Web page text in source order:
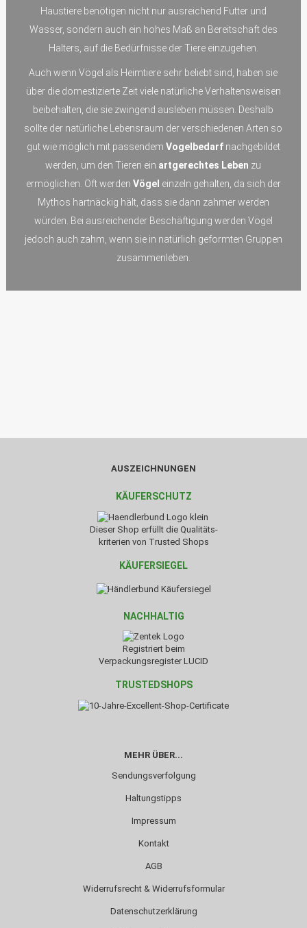
Haustiere benötigen nicht nur ausreichend Futter und
Wasser, sondern auch ein hohes Maß an Bereitschaft des
Halters, auf die Bedürfnisse der Tiere einzugehen.
Auch wenn Vögel als Heimtiere sehr beliebt sind, haben sie
über die domestizierte Zeit viele natürliche Verhaltensweisen
beibehalten, die sie zwingend ausleben müssen. Deshalb
sollte der natürliche Lebensraum der verschiedenen Arten so
gut wie möglich mit passendem Vogelbedarfnachgebildet
werden, um den Tieren ein artgerechtes Leben zu
ermöglichen. Oft werden Vögel einzeln gehalten, da sich der
Mythos hartnäckig hält, dass sie dann zahmer werden
würden. Bei ausreichender Beschäftigung werden Vögel
jedoch auch zahm, wenn sie in natürlich geformten Gruppen
zusammenleben.
AUSZEICHNUNGEN
KÄUFERSCHUTZ
Dieser Shop erfüllt die Qualitäts-
kriterien von Trusted Shops
KÄUFERSIEGEL
NACHHALTIG
Registriert beim
Verpackungsregister LUCID
TRUSTEDSHOPS
MEHR ÜBER...
Sendungsverfolgung
Haltungstipps
Impressum
Kontakt
AGB
Widerrufsrecht & Widerrufsformular
Datenschutzerklärung